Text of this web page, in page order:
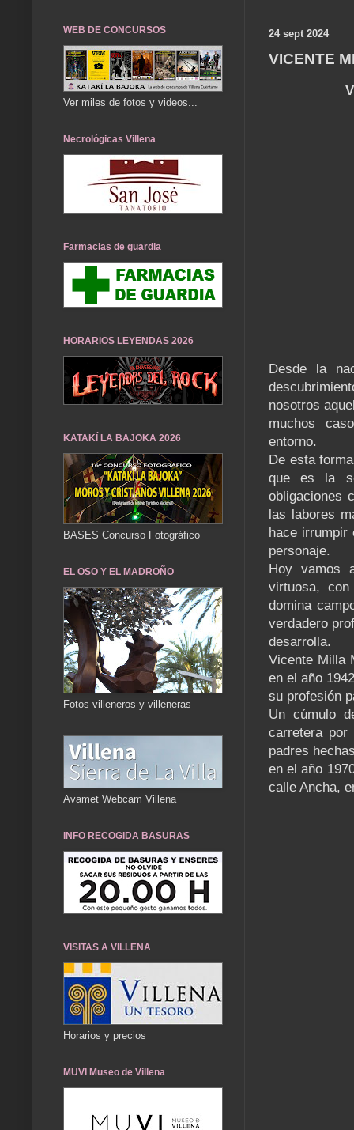
24 sept 2024
VICENTE
Desde la
nosotros
muchos
entorno.
De esta
que es la
obligaciones
las labores
hace
personaje.
Hoy vamos
virtuosa,
domina
verdadero
desarrolla.
Vicente Milla
en el año
su profesión
Un cúmulo
carretera
padres
en el año
calle Ancha,
WEB DE CONCURSOS
Ver miles de fotos y videos...
Necrológicas Villena
Farmacias de guardia
HORARIOS LEYENDAS 2026
KATAKÍ LA BAJOKA 2026
BASES Concurso Fotográfico
EL OSO Y EL MADROÑO
Fotos villeneros y villeneras
Avamet Webcam Villena
INFO RECOGIDA BASURAS
VISITAS A VILLENA
Horarios y precios
MUVI Museo de Villena